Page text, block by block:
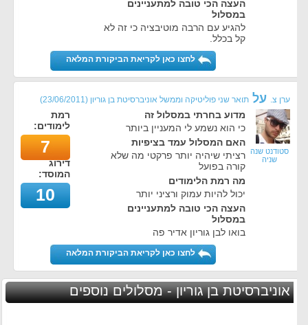
העצה הכי טובה למתעניינים
במסלול
להגיע עם הרבה מוטיבציה כי זה לא
קל בכלל.
לחצו כאן לקריאת הביקורת המלאה
ערן צ. על תואר שני פוליטיקה וממשל אוניברסיטת בן גוריון (
23/06/2011
)
סטודנט שנה
שניה
מדוע בחרתי במסלול זה
כי הוא נשמע לי המעניין ביותר
האם המסלול עמד בציפיות
רציתי שיהיה יותר פרקטי מה שלא
קורה בפועל
מה רמת הלימודים
יכול להיות עמוק ורציני יותר
העצה הכי טובה למתעניינים
במסלול
בואו לבן גוריון אדיר פה
רמת
לימודים:
7
דירוג
המוסד:
10
לחצו כאן לקריאת הביקורת המלאה
אוניברסיטת בן גוריון - מסלולים נוספים